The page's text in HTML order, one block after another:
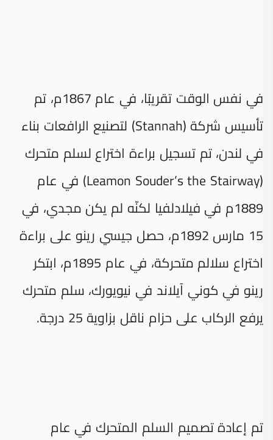
في نفس الوقت تقريبًا، في عام 1867م، تم
تأسيس شركة (Stannah) لتصنيع الرافعات بناء
في لندن، تم تسجيل براءة اختراع لسلم متحرك
(Leamon Souder’s the Stairway) في عام
1889م في فيلادلفيا لكنّه لم يكن مجدي، في
15 مارس 1892م، حصل جيسي رينو على براءة
اختراع سلالم متحركة، في عام 1895م، ابتكر
رينو في كوني آيلاند في نيويورك، سلم متحرك
يرفع الركاب على حزام ناقل بزاوية 25 درجة.
تم إعادة تصميم السلم المتحرك في عام